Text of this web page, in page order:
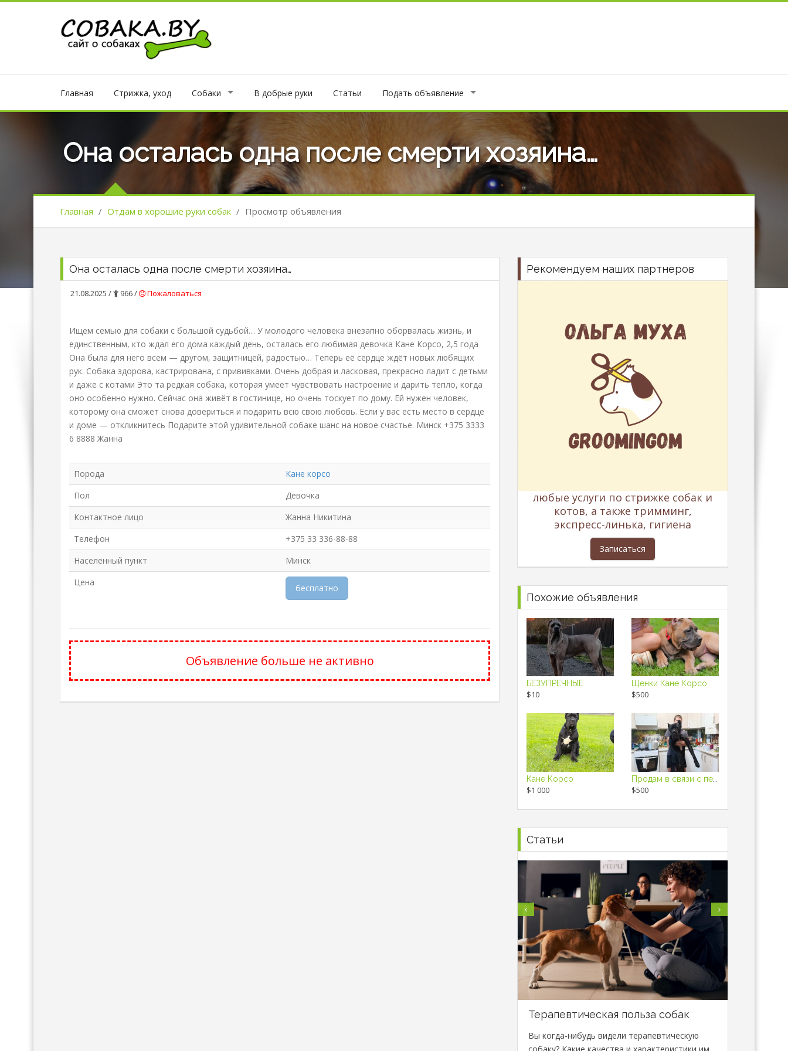
Главная Стрижка, уход Собаки В добрые руки Статьи Подать объявление
Она осталась одна после смерти хозяина…
Главная / Отдам в хорошие руки собак / Просмотр объявления
Она осталась одна после смерти хозяина…
21.08.2025 / 966 / Пожаловаться
Ищем семью для собаки с большой судьбой… У молодого человека внезапно оборвалась жизнь, и
единственным, кто ждал его дома каждый день, осталась его любимая девочка Кане Корсо, 2,5 года
Она была для него всем — другом, защитницей, радостью… Теперь её сердце ждёт новых любящих
рук. Собака здорова, кастрирована, с прививками. Очень добрая и ласковая, прекрасно ладит с детьми
и даже с котами Это та редкая собака, которая умеет чувствовать настроение и дарить тепло, когда
оно особенно нужно. Сейчас она живёт в гостинице, но очень тоскует по дому. Ей нужен человек,
которому она сможет снова довериться и подарить всю свою любовь. Если у вас есть место в сердце
и доме — откликнитесь Подарите этой удивительной собаке шанс на новое счастье. Минск +375 3333
6 8888 Жанна
Порода
Кане корсо
Пол
Девочка
Контактное лицо
Жанна Никитина
Телефон
+375 33 336-88-88
Населенный пункт
Минск
Цена
бесплатно
Объявление больше не активно
Рекомендуем наших партнеров
любые услуги по стрижке собак и
котов, а также тримминг,
экспресс-линька, гигиена
Записаться
Похожие объявления
БЕЗУПРЕЧНЫЕ
$10
Щенки Кане Корсо
$500
Кане Корсо
$1 000 $500
Статьи
Терапевтическая польза собак
Вы когда-нибудь видели терапевтическую